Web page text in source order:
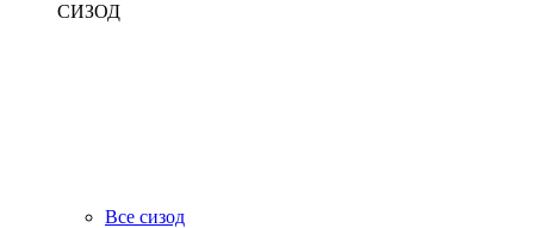
СИЗОД
Все сизод